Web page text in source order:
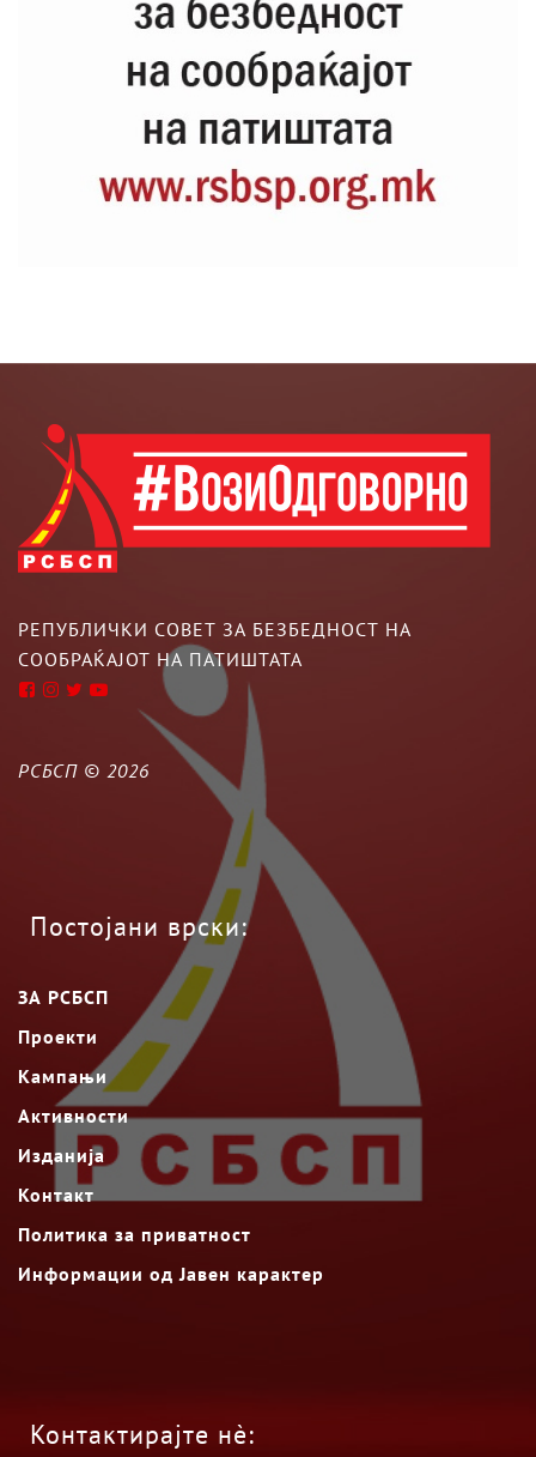
РЕПУБЛИЧКИ СОВЕТ ЗА БЕЗБЕДНОСТ НА
СООБРАЌАЈОТ НА ПАТИШТАТА
РСБСП © 2026
Постојани врски:
ЗА РСБСП
Проекти
Кампањи
Активности
Изданија
Контакт
Политика за приватност
Информации од Јавен карактер
Контактирајте нè: